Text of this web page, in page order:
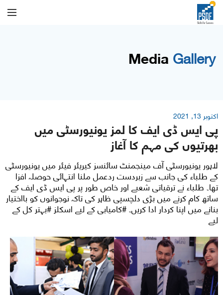
MediaGallery
اکتوبر 13, 2021
پی ایس ڈی ایف کا لمز یونیورسٹی میں
بھرتیوں کی مہم کا آغاز
لاہور یونیورسٹی آف مینجمنٹ سائنسز کیریئر فیئر میں یونیورسٹی
کے طلباء کی جانب سے زبردست ردعمل ملنا انتہائی حوصلہ افزا
تھا۔ طلباء نے ترقیاتی شعبے اور خاص طور پر پی ایس ڈی ایف کے
ساتھ کام کرنے میں بڑی دلچسپی ظاہر کی تاکہ نوجوانوں کو بااختیار
بنانے میں اپنا کردار ادا کریں۔ #کامیابی کے لیے اسکلز #بہتر کل کے
لیے